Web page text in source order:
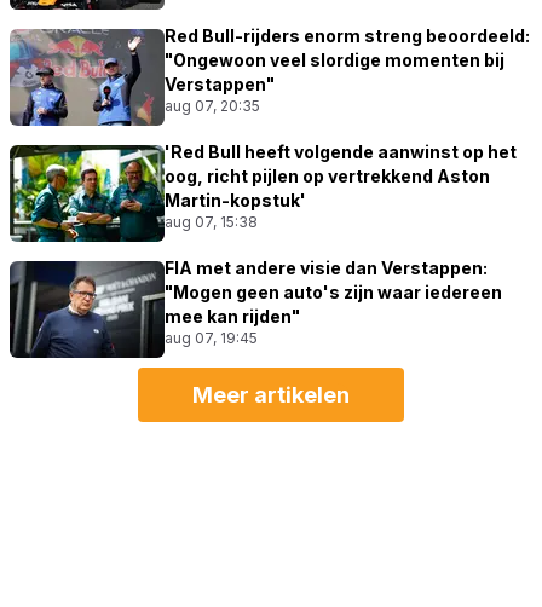
Red Bull-rijders enorm streng beoordeeld:
"Ongewoon veel slordige momenten bij
Verstappen"
aug 07, 20:35
'Red Bull heeft volgende aanwinst op het
oog, richt pijlen op vertrekkend Aston
Martin-kopstuk'
aug 07, 15:38
FIA met andere visie dan Verstappen:
"Mogen geen auto's zijn waar iedereen
mee kan rijden"
aug 07, 19:45
Meer artikelen